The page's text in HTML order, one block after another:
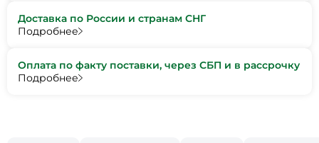
Доставка по России и странам СНГ
Подробнее
Оплата по факту поставки, через СБП и в рассрочку
Подробнее